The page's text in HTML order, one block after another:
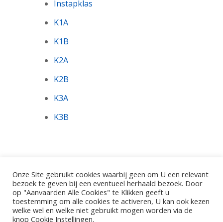
Instapklas
K1A
K1B
K2A
K2B
K3A
K3B
©2026 - Gemeentelijke Basisschool De Pinte.
Polderbos 1, 9840 De Pinte
Onze Site gebruikt cookies waarbij geen om U een relevant
bezoek te geven bij een eventueel herhaald bezoek. Door
op "Aanvaarden Alle Cookies" te Klikken geeft u
toestemming om alle cookies te activeren, U kan ook kezen
welke wel en welke niet gebruikt mogen worden via de
knop Cookie Instellingen.